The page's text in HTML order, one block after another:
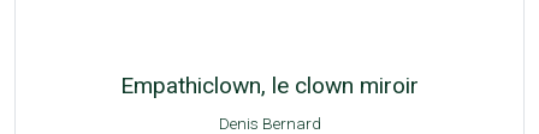
Empathiclown, le clown miroir
Denis Bernard